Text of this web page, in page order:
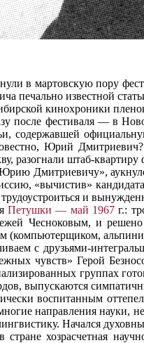
в мартовскую пору
печально известной
кинохроники
фестиваля — в
содержавшей
Юрий
разогнали штаб-
Дмитриевичу»,
«вычистив»
и
Петушки — май 1967г.:
Чесноковым, и
с друзьями-
чувств» Герой
группах
выпускаются
воспитанным
направления
Начался
хозрасчетная